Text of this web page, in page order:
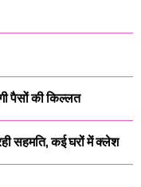
पैसों की किल्लत
सहमति, कई घरों में क्लेश